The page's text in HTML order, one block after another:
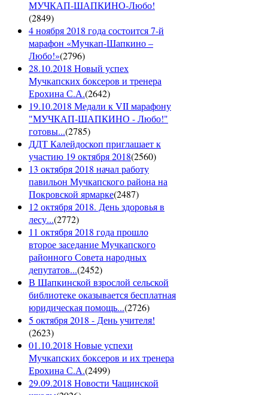
МУЧКАП-ШАПКИНО-Любо!
(2849)
4 ноября 2018 года состоится 7-й
марафон «Мучкап-Шапкино –
Любо!»(2796)
28.10.2018 Новый успех
Мучкапских боксеров и тренера
Ерохина С.А.(2642)
19.10.2018 Медали к VII марафону
"МУЧКАП-ШАПКИНО - Любо!"
готовы...(2785)
ДДТ Калейдоскоп приглашает к
участию 19 октября 2018(2560)
13 октября 2018 начал работу
павильон Мучкапского района на
Покровской ярмарке(2487)
12 октября 2018. День здоровья в
лесу...(2772)
11 октября 2018 года прошло
второе заседание Мучкапского
районного Совета народных
депутатов...(2452)
В Шапкинской взрослой сельской
библиотеке оказывается бесплатная
юридическая помощь...(2726)
5 октября 2018 - День учителя!
(2623)
01.10.2018 Новые успехи
Мучкапских боксеров и их тренера
Ерохина С.А.(2499)
29.09.2018 Новости Чащинской